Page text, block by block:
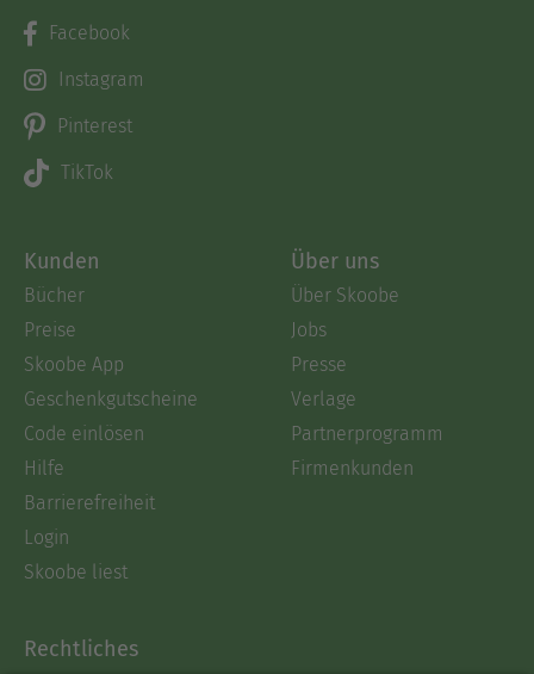
Facebook
Instagram
Pinterest
TikTok
Kunden
Bücher
Preise
Skoobe App
Geschenkgutscheine
Code einlösen
Hilfe
Barrierefreiheit
Login
Skoobe liest
Über uns
Über Skoobe
Jobs
Presse
Verlage
Partnerprogramm
Firmenkunden
Rechtliches